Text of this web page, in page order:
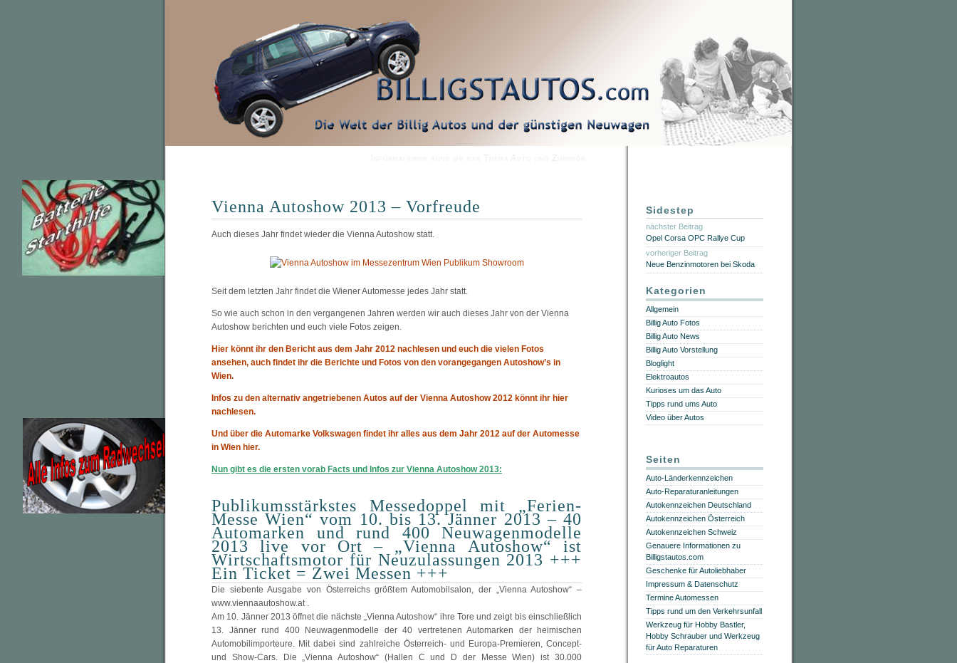
Vienna Autoshow 2013 – Vorfreude
Auch dieses Jahr findet wieder die Vienna Autoshow statt.
Seit dem letzten Jahr findet die Wiener Automesse jedes Jahr statt.
So wie auch schon in den vergangenen Jahren werden wir auch dieses Jahr von der Vienna
Autoshow berichten und euch viele Fotos zeigen.
Hier könnt ihr den Bericht aus dem Jahr 2012 nachlesen und euch die vielen Fotos
ansehen, auch findet ihr die Berichte und Fotos von den vorangegangen Autoshow’s in
Wien.
Infos zu den alternativ angetriebenen Autos auf der Vienna Autoshow 2012 könnt ihr hier
nachlesen.
Und über die Automarke Volkswagen findet ihr alles aus dem Jahr 2012 auf der Automesse
in Wien hier.
Nun gibt es die ersten vorab Facts und Infos zur Vienna Autoshow 2013:
Publikumsstärkstes Messedoppel mit „Ferien-
Messe Wien“ vom 10. bis 13. Jänner 2013 – 40
Automarken und rund 400 Neuwagenmodelle
2013 live vor Ort – „Vienna Autoshow“ ist
Wirtschaftsmotor für Neuzulassungen 2013 +++
Ein Ticket = Zwei Messen +++
Die siebente Ausgabe von Österreichs größtem Automobilsalon, der „Vienna Autoshow“ –
www.viennaautoshow.at .
Am 10. Jänner 2013 öffnet die nächste „Vienna Autoshow“ ihre Tore und zeigt bis einschließlich
13. Jänner rund 400 Neuwagenmodelle der 40 vertretenen Automarken der heimischen
Automobilimporteure. Mit dabei sind zahlreiche Österreich- und Europa-Premieren, Concept-
und Show-Cars. Die „Vienna Autoshow“ (Hallen C und D der Messe Wien) ist 30.000
Sidestep
nächster Beitrag
Opel Corsa OPC Rallye Cup
vorheriger Beitrag
Neue Benzinmotoren bei Skoda
Kategorien
Allgemein
Billig Auto Fotos
Billig Auto News
Billig Auto Vorstellung
Bloglight
Elektroautos
Kurioses um das Auto
Tipps rund ums Auto
Video über Autos
Seiten
Auto-Länderkennzeichen
Auto-Reparaturanleitungen
Autokennzeichen Deutschland
Autokennzeichen Österreich
Autokennzeichen Schweiz
Genauere Informationen zu
Billigstautos.com
Geschenke für Autoliebhaber
Impressum & Datenschutz
Termine Automessen
Tipps rund um den Verkehrsunfall
Werkzeug für Hobby Bastler,
Hobby Schrauber und Werkzeug
für Auto Reparaturen